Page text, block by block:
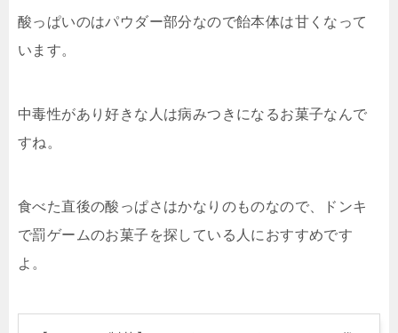
酸っぱいのはパウダー部分なので飴本体は甘くなって
います。
中毒性があり好きな人は病みつきになるお菓子なんで
すね。
食べた直後の酸っぱさはかなりのものなので、ドンキ
で罰ゲームのお菓子を探している人におすすめです
よ。